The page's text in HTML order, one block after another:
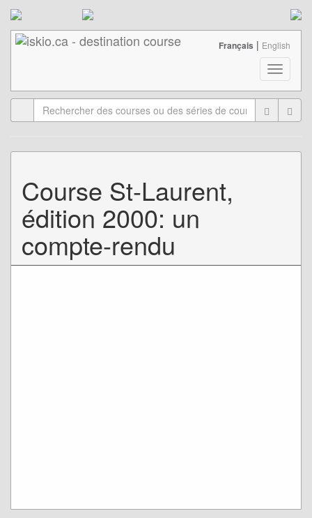
T
o
g
l
n
o
Français | English
Course St-Laurent,
édition 2000: un
compte-rendu